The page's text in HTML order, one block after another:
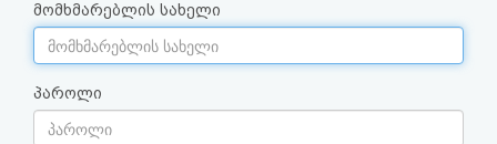
კითხვა-
პასუხი
ავტორიზაცია
მომხმარებლის სახელი
პაროლი